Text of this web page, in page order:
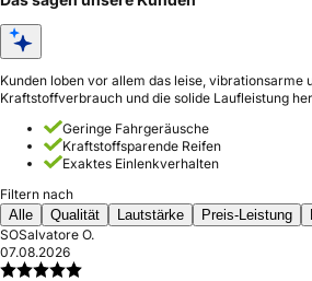
Kunden loben vor allem das leise,
Kraftstoffverbrauch und die solide Laufleistung
Geringe Fahrgeräusche
Kraftstoffsparende Reifen
Exaktes Einlenkverhalten
Filtern nach
Alle
Qualität Lautstärke Preis-Leistung
SOSalvatore O.
07.08.2026